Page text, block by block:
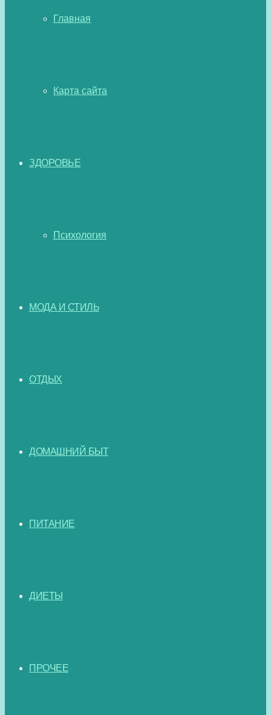
Главная
Карта сайта
ЗДОРОВЬЕ
Психология
МОДА И СТИЛЬ
ОТДЫХ
ДОМАШНИЙ БЫТ
ПИТАНИЕ
ДИЕТЫ
ПРОЧЕЕ